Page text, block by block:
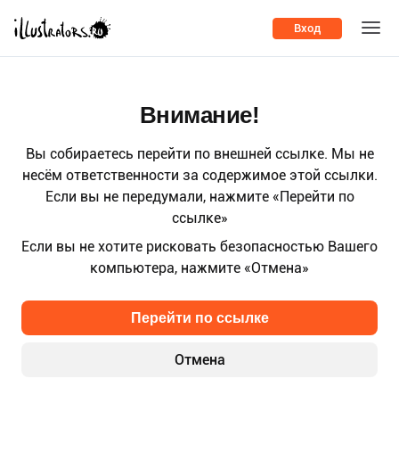
Вход
Внимание!
Вы собираетесь перейти по внешней ссылке. Мы не
несём ответственности за содержимое этой ссылки.
Если вы не передумали, нажмите «Перейти по
ссылке»
Если вы не хотите рисковать безопасностью Вашего
компьютера, нажмите «Отмена»
Отмена
Перейти по ссылке